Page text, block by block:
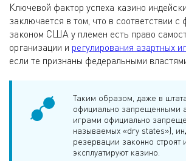
Ключевой фактор успеха казино
заключается в том, что в соответствии
законом США у племен есть право
организации и регулирования азартных
если те признаны федеральными
Таким образом, даже в
официально запрещенными
играми официально
называемых «dry states»),
резервации законно строят
эксплуатируют казино.